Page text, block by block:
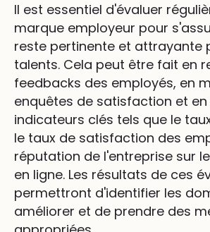
Il est essentiel d'évaluer
marque employeur pour
reste pertinente et attrayante
talents. Cela peut être fait en
feedbacks des employés, en
enquêtes de satisfaction et
indicateurs clés tels que le
le taux de satisfaction des
réputation de l'entreprise sur
en ligne. Les résultats de ces
permettront d'identifier les
améliorer et de prendre des